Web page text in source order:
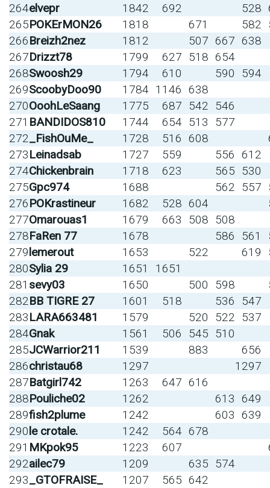
264elvepr 1842 692 528
265POKErMON26 1818 671 582
266Breizh2nez 1812 507 667 638
267Drizzt78 1799 627 518 654
268Swoosh29 1794 610 590
594
269ScoobyDoo90 1784 1146 638
270OoohLeSaang 1775 687 542 546
271 BANDIDOS810 1744 654 513
577
272_FishOuMe_ 1728 516 608
273Leinadsab 1727 559 556 612
274Chickenbrain 1718 623 565 530
275Gpc974 1688 562 557
276POKrastineur 1682 528 604
277Omarouas1 1679 663 508 508
278FaRen 77 1678 586 561
279lemerout 1653 522 619
280Sylia 29 1651
1651
281 sevy03 1650 500 598
282BB TIGRE 27 1601 518 536
547
283LARA663481 1579 520 522 537
284Gnak 1561 506 545 510
285JCWarrior211 1539 883
656
286christau68 1297
1297
287Batgirl742 1263 647 616
288Pouliche02 1262 613 649
289fish2plume 1242 603 639
290le crotale. 1242 564 678
291 MKpok95 1223 607
292ailec79 1209 635 574
293_GTOFRAISE_ 1207 565 642